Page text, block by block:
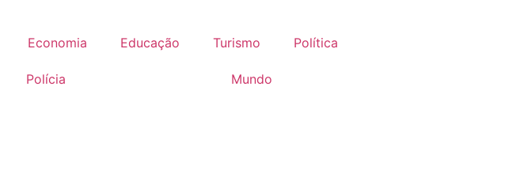
Economia Educação Turismo Política
Polícia Mundo